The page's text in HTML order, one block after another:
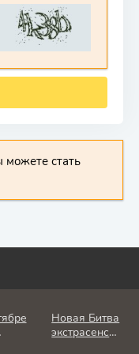
стать
Новая Битва
экстрасенсов